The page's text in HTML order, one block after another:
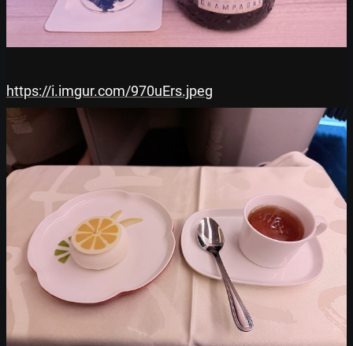
https://i.imgur.com/970uErs.jpeg